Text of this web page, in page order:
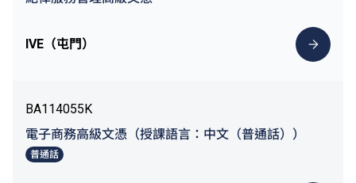
IVE（屯門）
BA114055K
電子商務高級文憑（授課語言：中文（普通話））
普通話